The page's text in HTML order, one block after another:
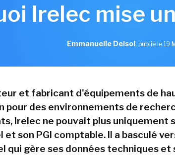
Irelec mise
Emmanuelle Delsol, publié le 19
et fabricant d'équipements de
pour des environnements de
Irelec ne pouvait plus uniquement
et son PGI comptable. Il a basculé
qui gère ses données techniques et